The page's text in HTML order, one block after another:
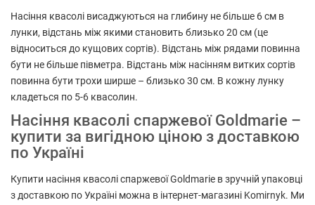
Насіння квасолі висаджуються на глибину не більше 6 см в
лунки, відстань між якими становить близько 20 см (це
відноситься до кущових сортів). Відстань між рядами повинна
бути не більше півметра. Відстань між насінням витких сортів
повинна бути трохи ширше – близько 30 см. В кожну лунку
кладеться по 5-6 квасолин.
Насіння квасолі спаржевої Goldmarie –
купити за вигідною ціною з доставкою
по Україні
Купити насіння квасолі спаржевої Goldmarie в зручній упаковці
з доставкою по Україні можна в інтернет-магазині Komirnyk. Ми